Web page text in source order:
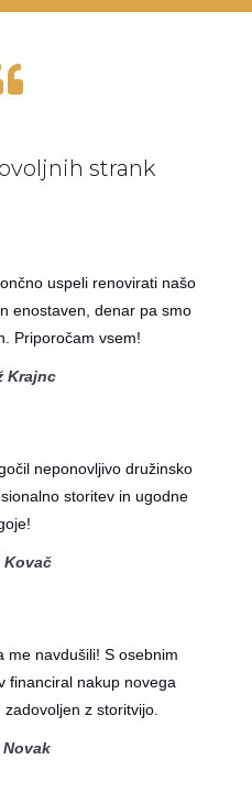
strank
uspeli renovirati našo
enostaven, denar pa smo
Priporočam vsem!
Krajnc
neponovljivo družinsko
storitev in ugodne
Kovač
me navdušili! S osebnim
financiral nakup novega
z storitvijo.
Novak